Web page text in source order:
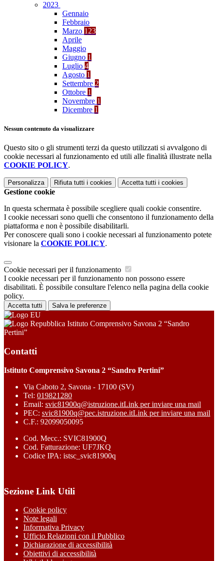
2023
Gennaio
Febbraio
Marzo 123
Aprile
Maggio
Giugno 1
Luglio 4
Agosto 1
Settembre 2
Ottobre 1
Novembre 1
Dicembre 1
Nessun contenuto da visualizzare
Questo sito o gli strumenti terzi da questo utilizzati si avvalgono di
cookie necessari al funzionamento ed utili alle finalità illustrate nella
COOKIE POLICY.
Personalizza Rifiuta tutti i cookies Accetta tutti i cookies
Gestione cookie
In questa schermata è possibile scegliere quali cookie consentire.
I cookie necessari sono quelli che consentono il funzionamento della
piattaforma e non è possibile disabilitarli.
Per conoscere quali sono i cookie necessari al funzionamento potete
visionare la COOKIE POLICY.
Cookie necessari per il funzionamento
I cookie necessari per il funzionamento non possono essere
disabilitati. È possibile consultare l'elenco nella pagina della cookie
policy.
Accetta tutti Salva le preferenze
Istituto Comprensivo Savona 2 “Sandro
Pertini”
Contatti
Istituto Comprensivo Savona 2 “Sandro Pertini”
Via Caboto 2, Savona - 17100 (SV)
Tel: 019821280
Email: svic81900q@istruzione.itLink per inviare una mail
PEC: svic81900q@pec.istruzione.itLink per inviare una mail
C.F.: 92099050095
Cod. Mecc.: SVIC81900Q
Cod. Fatturazione: UF7JKQ
Codice IPA: istsc_svic81900q
Sezione Link Utili
Cookie policy
Note legali
Informativa Privacy
Ufficio Relazioni con il Pubblico
Dichiarazione di accessibilità
Obiettivi di accessibilità